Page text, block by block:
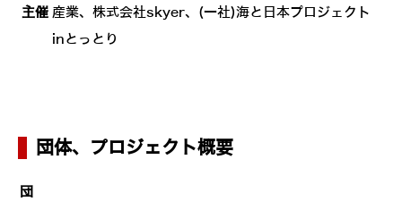
主催 産業、株式会社skyer、(一社)海と日本プロジェクト
inとっとり
団体、プロジェクト概要
団